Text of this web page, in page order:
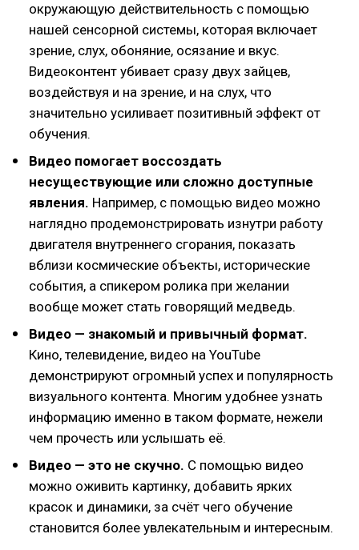
окружающую действительность с помощью
нашей сенсорной системы, которая включает
зрение, слух, обоняние, осязание и вкус.
Видеоконтент убивает сразу двух зайцев,
воздействуя и на зрение, и на слух, что
значительно усиливает позитивный эффект от
обучения.
Видео помогает воссоздать
несуществующие или сложно доступные
явления. Например, с помощью видео можно
наглядно продемонстрировать изнутри работу
двигателя внутреннего сгорания, показать
вблизи космические объекты, исторические
события, а спикером ролика при желании
вообще может стать говорящий медведь.
Видео — знакомый и привычный формат.
Кино, телевидение, видео на YouTube
демонстрируют огромный успех и популярность
визуального контента. Многим удобнее узнать
информацию именно в таком формате, нежели
чем прочесть или услышать её.
Видео — это не скучно. С помощью видео
можно оживить картинку, добавить ярких
красок и динамики, за счёт чего обучение
становится более увлекательным и интересным.